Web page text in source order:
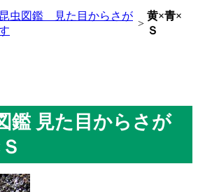
昆虫図鑑 見た目からさが
>
黄×青×
Ｓ
鑑 見た目からさが